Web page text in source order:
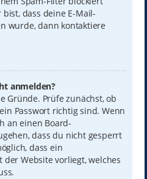
dass deine E-Mail-
wurde, dann kontaktiere
anmelden?
Gründe. Prüfe zunächst, ob
Passwort richtig sind. Wenn
an einen Board-
dass du nicht gesperrt
dass ein
Website vorliegt, welches